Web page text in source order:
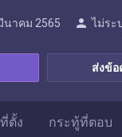
ส่งข้อ
นาคม 2565 person ไม่ระ
ตั้ง กระทู้ที่ตอบ